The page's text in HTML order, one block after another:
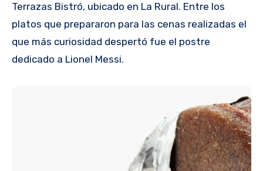
Terrazas Bistró, ubicado en La Rural. Entre los
platos que prepararon para las cenas realizadas el
que más curiosidad despertó fue el postre
dedicado a Lionel Messi.